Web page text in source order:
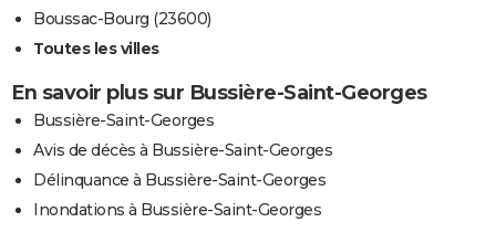
Boussac-Bourg (23600)
Toutes les villes
En savoir plus sur Bussière-Saint-Georges
Bussière-Saint-Georges
Avis de décès à Bussière-Saint-Georges
Délinquance à Bussière-Saint-Georges
Inondations à Bussière-Saint-Georges